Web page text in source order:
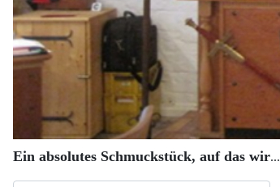
Ein absolutes Schmuckstück, auf das wir...